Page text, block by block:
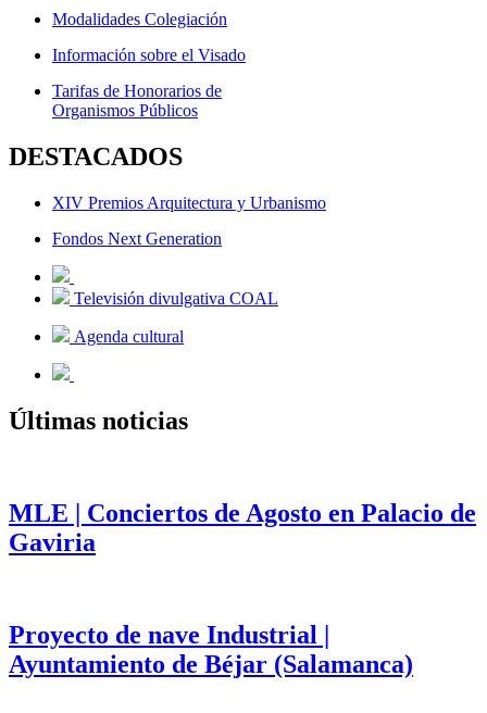
Modalidades Colegiación
Información sobre el Visado
Tarifas de Honorarios de
Organismos Públicos
DESTACADOS
XIV Premios Arquitectura y Urbanismo
Fondos Next Generation
Televisión divulgativa COAL
Agenda cultural
Últimas noticias
MLE | Conciertos de Agosto en Palacio de
Gaviria
Proyecto de nave Industrial |
Ayuntamiento de Béjar (Salamanca)